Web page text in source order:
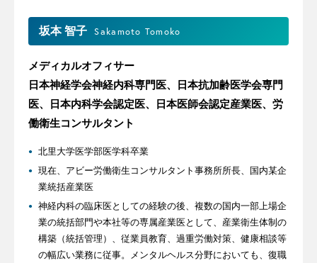
坂本 智子 Sakamoto Tomoko
メディカルオフィサー
日本神経学会神経内科専門医、日本抗加齢医学会専門
医、日本内科学会認定医、日本医師会認定産業医、労
働衛生コンサルタント
北里大学医学部医学科卒業
現在、アビー労働衛生コンサルタント事務所所長、国内某企
業統括産業医
神経内科の臨床医としての経験の後、複数の国内一部上場企
業の統括部門や本社等の専属産業医として、産業衛生体制の
構築（統括管理）、従業員教育、過重労働対策、健康相談等
の幅広い業務に従事。メンタルヘルス分野においても、復職